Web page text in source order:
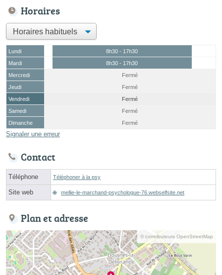
Horaires
Lundi
8h30 - 17h30
Mardi
8h30 - 17h30
Mercredi
Fermé
Jeudi
Fermé
Vendredi
Fermé
Samedi
Fermé
Dimanche
Fermé
Signaler une erreur
Contact
Téléphone Téléphoner à la psy
Site web mellie-le-marchand-psychologue-76.webselfsite.net
Plan et adresse
© contributeurs OpenStreetMap